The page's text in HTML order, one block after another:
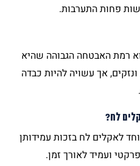
פחות התערבות.
רמת האבטחה הגבוהה שהיא
אך עשויה להיות כבדה
לח?
לאקלים לח בזכות עמידותן
ועמיד לאורך זמן.